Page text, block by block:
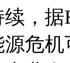
，据
危